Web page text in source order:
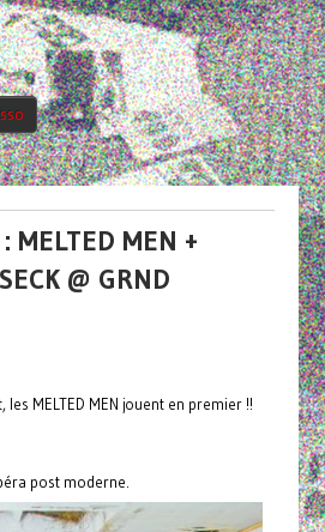
MELTED MEN +
@ GRND
les MELTED MEN jouent en premier !!
post moderne.